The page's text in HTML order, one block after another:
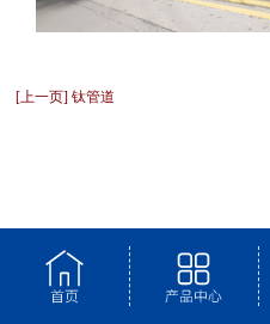
[上一页] 钛管道